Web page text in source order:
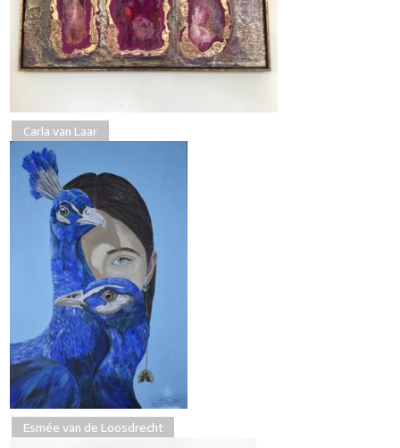
Carla van Laar
Esmée van de Loosdrecht